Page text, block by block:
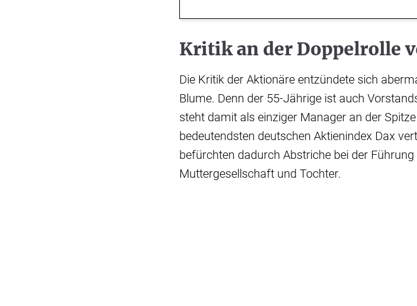
Kritik an der Doppelrolle
Die Kritik der Aktionäre entzündete sich
Blume. Denn der 55-Jährige ist auch
steht damit als einziger Manager an der
bedeutendsten deutschen Aktienindex Dax
befürchten dadurch Abstriche bei der
Muttergesellschaft und Tochter.